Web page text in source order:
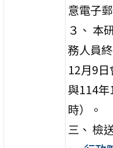
意電子
３、 本
務人員
12月9
與114
時）。
三、 檢